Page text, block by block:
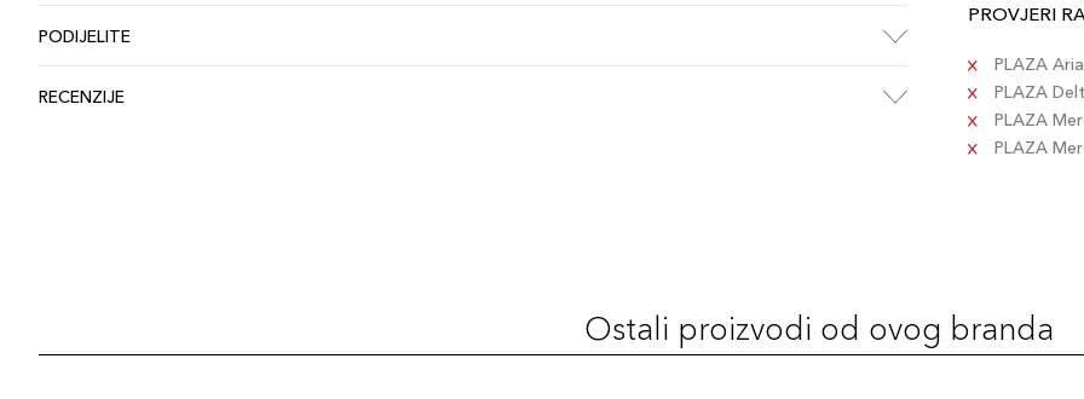
PODIJELITE
RECENZIJE
PROVJERI
PLAZA
PLAZA
PLAZA
PLAZA
Ostali proizvodi od ovog branda